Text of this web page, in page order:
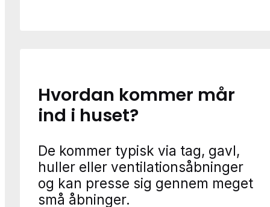
Hvordan kommer mår
ind i huset?
De kommer typisk via tag, gavl,
huller eller ventilationsåbninger
og kan presse sig gennem meget
små åbninger.